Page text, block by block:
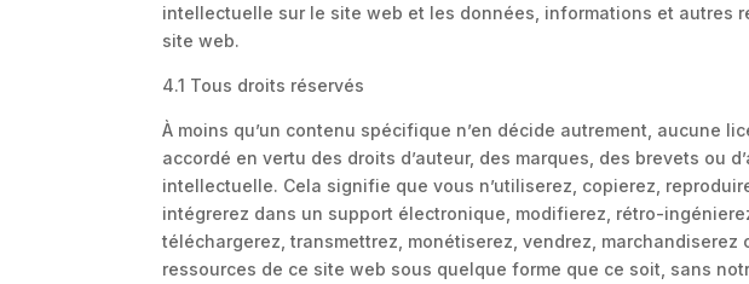
intellectuelle sur le site web et les données, informations et autres
site web.
4.1 Tous droits réservés
À moins qu’un contenu spécifique n’en décide autrement, aucune
accordé en vertu des droits d’auteur, des marques, des brevets ou
intellectuelle. Cela signifie que vous n’utiliserez, copierez,
intégrerez dans un support électronique, modifierez, rétro-
téléchargerez, transmettrez, monétiserez, vendrez, marchandiserez
ressources de ce site web sous quelque forme que ce soit, sans